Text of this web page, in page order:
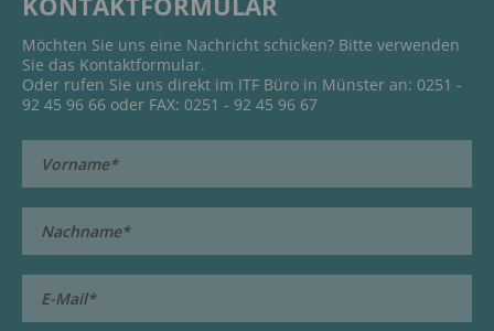
Möchten Sie uns eine Nachricht schicken? Bitte verwenden
Sie das Kontaktformular.
Oder rufen Sie uns direkt im ITF Büro in Münster an: 0251 -
92 45 96 66 oder FAX: 0251 - 92 45 96 67